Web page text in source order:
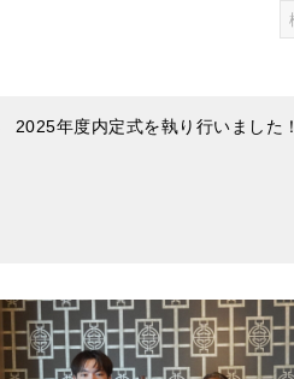
2025年度内定式を執り行いました！